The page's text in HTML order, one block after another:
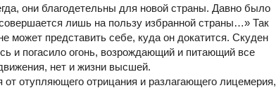
они благодетельны для новой страны. Давно было
лишь на пользу избранной страны…» Так
может представить себе, куда он докатится. Скуден
и погасило огонь, возрождающий и питающий все
нет и жизни высшей.
отупляющего отрицания и разлагающего лицемерия,